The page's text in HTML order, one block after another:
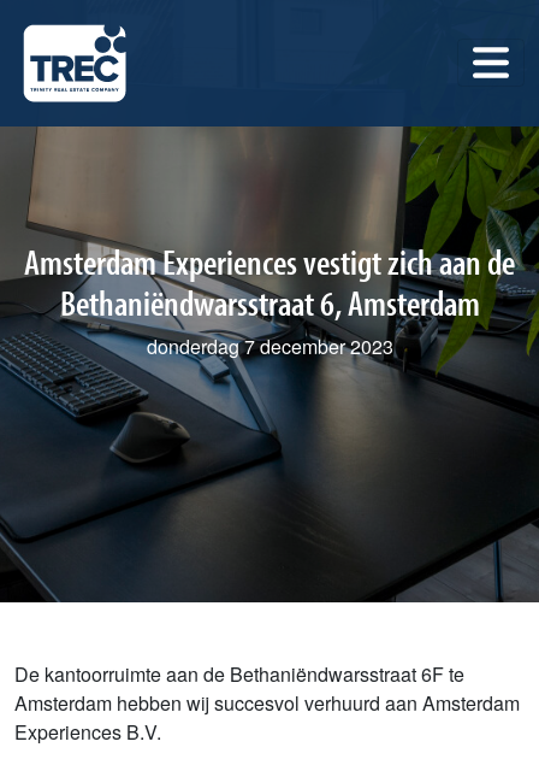
Amsterdam Experiences vestigt zich aan de
Bethaniëndwarsstraat 6, Amsterdam
donderdag 7 december 2023
De kantoorruimte aan de Bethaniëndwarsstraat 6F te
Amsterdam hebben wij succesvol verhuurd aan Amsterdam
Experiences B.V.